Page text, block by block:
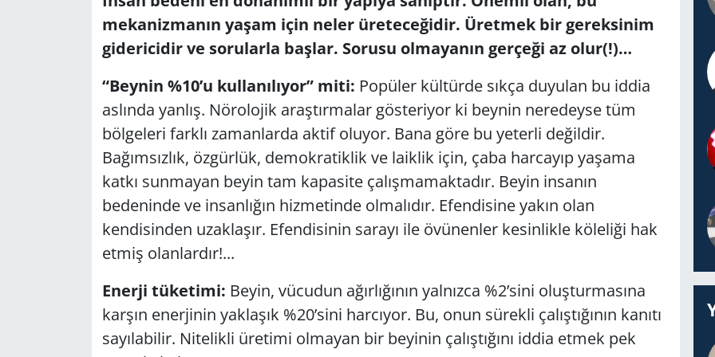
mekanizmanın yaşam için neler üreteceğidir. Üretmek bir gereksinim
gidericidir ve sorularla başlar. Sorusu olmayanın gerçeği az olur(!)…
“Beynin %10’u kullanılıyor” miti: Popüler kültürde sıkça duyulan bu iddia
aslında yanlış. Nörolojik araştırmalar gösteriyor ki beynin neredeyse tüm
bölgeleri farklı zamanlarda aktif oluyor. Bana göre bu yeterli değildir.
Bağımsızlık, özgürlük, demokratiklik ve laiklik için, çaba harcayıp yaşama
katkı sunmayan beyin tam kapasite çalışmamaktadır. Beyin insanın
bedeninde ve insanlığın hizmetinde olmalıdır. Efendisine yakın olan
kendisinden uzaklaşır. Efendisinin sarayı ile övünenler kesinlikle köleliği hak
etmiş olanlardır!...
Enerji tüketimi: Beyin, vücudun ağırlığının yalnızca %2’sini oluşturmasına
karşın enerjinin yaklaşık %20’sini harcıyor. Bu, onun sürekli çalıştığının kanıtı
sayılabilir. Nitelikli üretimi olmayan bir beyinin çalıştığını iddia etmek pek
GÜNDEM
KÜLTÜR SANAT
MAGAZİN
POLİTİKA
RESMİ İLANLAR